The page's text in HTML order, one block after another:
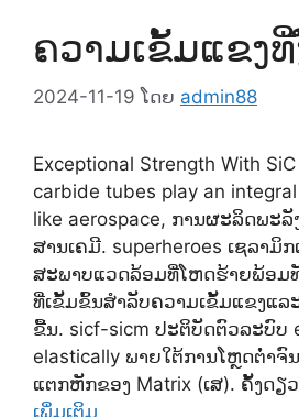
ຄວາມເຂັ້ມແຂງທີ່
2024-11-19 ໂດຍ admin88
Exceptional Strength With
carbide tubes play an
like aerospace, ການຜະລິດພະລັ
ສານເຄມີ. superheroes ເຊລາມິ
ສະພາບແວດລ້ອມທີ່ໂຫດຮ້າຍພ້ອມ
ທີ່ເຂັ້ມຂົ້ນສໍາລັບຄວາມເຂັ້ມແຂງແລ
ຂື້ນ. sicf-sicm ປະຕິບັດຕົວລະບົບ
elastically ພາຍໃຕ້ການໂຫຼດຕໍ່າຈົ
ແຕກຫັກຂອງ Matrix (ເສ). ຄັ້ງດຽ
ເພິ່ມເຕິມ